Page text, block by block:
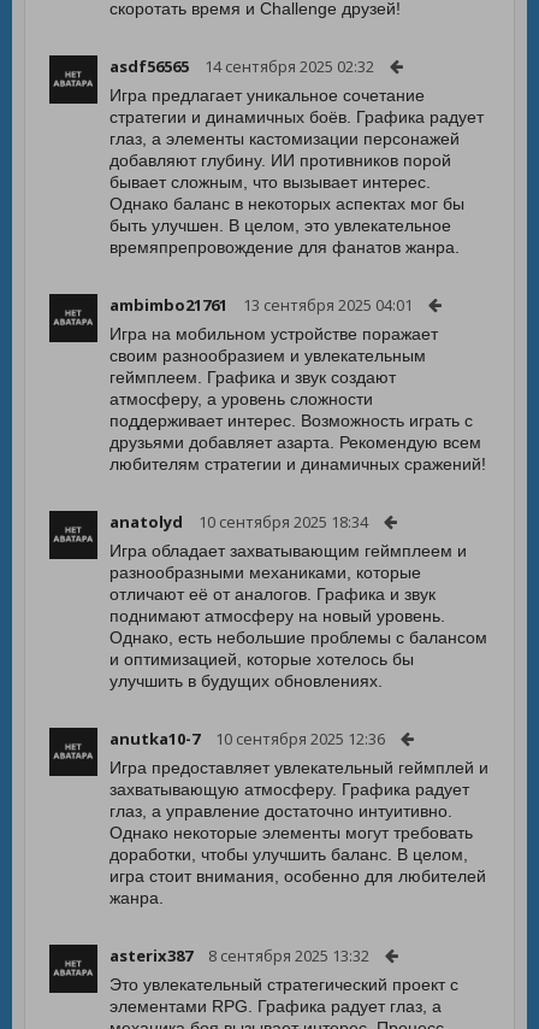
скоротать время и Challenge друзей!
asdf56565 14 сентября 2025 02:32
Игра предлагает уникальное сочетание
стратегии и динамичных боёв. Графика радует
глаз, а элементы кастомизации персонажей
добавляют глубину. ИИ противников порой
бывает сложным, что вызывает интерес.
Однако баланс в некоторых аспектах мог бы
быть улучшен. В целом, это увлекательное
времяпрепровождение для фанатов жанра.
ambimbo21761 13 сентября 2025 04:01
Игра на мобильном устройстве поражает
своим разнообразием и увлекательным
геймплеем. Графика и звук создают
атмосферу, а уровень сложности
поддерживает интерес. Возможность играть с
друзьями добавляет азарта. Рекомендую всем
любителям стратегии и динамичных сражений!
anatolyd 10 сентября 2025 18:34
Игра обладает захватывающим геймплеем и
разнообразными механиками, которые
отличают её от аналогов. Графика и звук
поднимают атмосферу на новый уровень.
Однако, есть небольшие проблемы с балансом
и оптимизацией, которые хотелось бы
улучшить в будущих обновлениях.
anutka10-7 10 сентября 2025 12:36
Игра предоставляет увлекательный геймплей и
захватывающую атмосферу. Графика радует
глаз, а управление достаточно интуитивно.
Однако некоторые элементы могут требовать
доработки, чтобы улучшить баланс. В целом,
игра стоит внимания, особенно для любителей
жанра.
asterix387 8 сентября 2025 13:32
Это увлекательный стратегический проект с
элементами RPG. Графика радует глаз, а